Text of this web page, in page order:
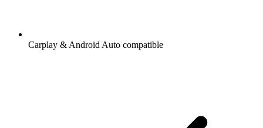
Carplay & Android Auto compatible